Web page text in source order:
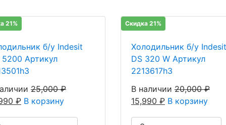
21%
б/у Indesit
5200 Артикул
25,000₽
₽ В корзину
Скидка 21%
Холодильник б/у Indesit
DS 320 W Артикул
2213617h3
В наличии 20,000₽
15,990 ₽ В корзину